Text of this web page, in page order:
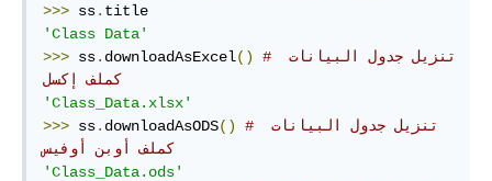
>>> ss.
'Class Data'
>>> ss. downloadAsExcel()
# تنزيل جدول البيانات
كملف إكسل
'Class_Data.xlsx'
>>> ss. downloadAsODS()
# تنزيل جدول البيانات
كملف أوبن أوفيس
'Class_Data.ods'